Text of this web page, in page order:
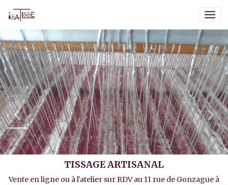
TISSAGE ARTISANAL
Vente en ligne ou à l'atelier sur RDV au 11 rue de Gonzague à